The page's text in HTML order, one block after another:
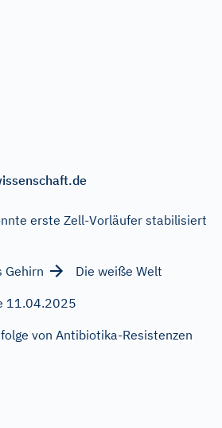
erste Zell-Vorläufer stabilisiert
Gehirn
Die weiße Welt
11.04.2025
von Antibiotika-Resistenzen